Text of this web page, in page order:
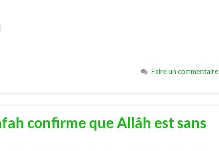
Faire un commentaire
confirme que Allâh est sans